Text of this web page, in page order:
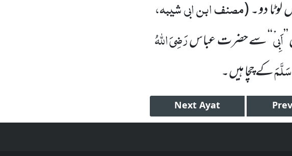
دو۔(مصنف ابن ابی شیبہ،
اَبِیْ‘‘ سے حضرت عباسرَضِیَ اللہُ
کے چچا ہیں۔
Next Ayat Prev